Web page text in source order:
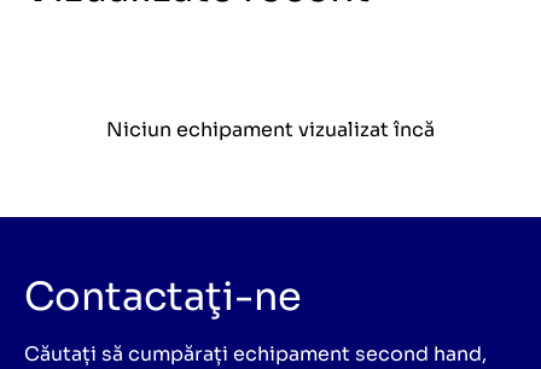
Niciun echipament vizualizat încă
Contactaţi-ne
Căutați să cumpărați echipament second hand,